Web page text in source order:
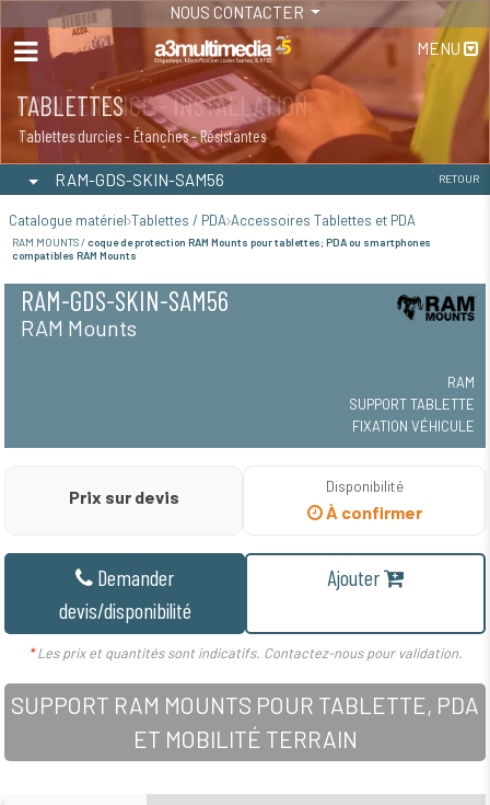
NOUS CONTACTER
MENU
MAINTENANCE - INSTALLATION
Maintenance
TABLETTES
Tablettes durcies - Étanches - Résistantes
RAM-GDS-SKIN-SAM56 RETOUR
Catalogue matériel Tablettes / PDA Accessoires Tablettes et PDA
RAM MOUNTS / coque de protection RAM Mounts pour tablettes; PDA ou smartphones
compatibles RAM Mounts
RAM-GDS-SKIN-SAM56
RAM Mounts
RAM
SUPPORT TABLETTE
FIXATION VÉHICULE
Prix sur devis
Disponibilité
À confirmer
Demander
devis/disponibilité
Ajouter
*Les prix et quantités sont indicatifs. Contactez-nous pour validation.
SUPPORT RAM MOUNTS POUR TABLETTE, PDA
ET MOBILITÉ TERRAIN